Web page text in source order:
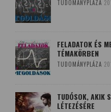
TUDOMÁNYPLÁZA
FELADATOK ÉS
TÉMAKÖRBEN
TUDOMÁNYPLÁZA
TUDÓSOK, AKIK
LÉTEZÉSÉRE